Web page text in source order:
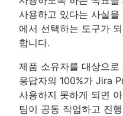
사용하고 있다는 사실을
에서 선택하는 도구가
합니다.
제품 소유자를 대상으
응답자의 100%가 Jira
사용하지 못하게 되면
팀이 공동 작업하고 진